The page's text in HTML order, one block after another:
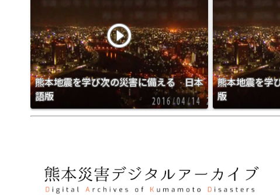
play_circle_outline
熊本地震を学び次の災害に備える 日本
語版
熊本地震を学
版